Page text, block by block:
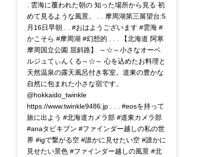
. 雲海に覆われた朝の 知った場所から見る 初
めて見るような風景。 . . 摩周湖第三展望台:5
月16日早朝 . . #おはようございます #雲海 #
かこそら #摩周湖 #幻想的 . . . 【北海道 阿寒
摩周国立公園 屈斜路】 ～☆～小さなオーベ
ルジュてぃんくる～☆～ 心を込めたお料理と
天然温泉の露天風呂付き客室。道東の豊かな
自然に包まれた小さな宿です。
@hokkaido_twinkle
https://www.twinkle9486.jp . . . #eosを持って
旅に出よう #北海道カメラ部 #道東カメラ部
#anaタビキブン #ファインダー越しの私の世
界 #igで繋がる空 #誰かに見せたい空 #誰かに
見せたい景色 #ファインダー越しの風景 #北